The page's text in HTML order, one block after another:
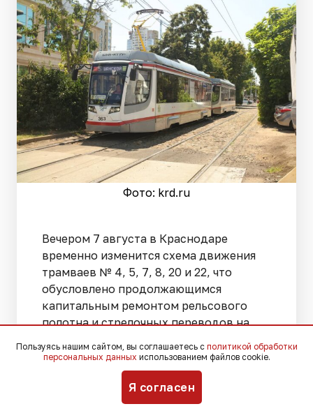
Фото: krd.ru
Вечером 7 августа в Краснодаре
временно изменится схема движения
трамваев № 4, 5, 7, 8, 20 и 22, что
обусловлено продолжающимся
капитальным ремонтом рельсового
полотна и стрелочных переводов на
перекрестке улиц Ставропольской и
Стасова.
На линии «Мкр Комсомольский — ул.
Пользуясь нашим сайтом, вы соглашаетесь с политикой обработки
персональных данных использованием файлов cookie.
Я согласен